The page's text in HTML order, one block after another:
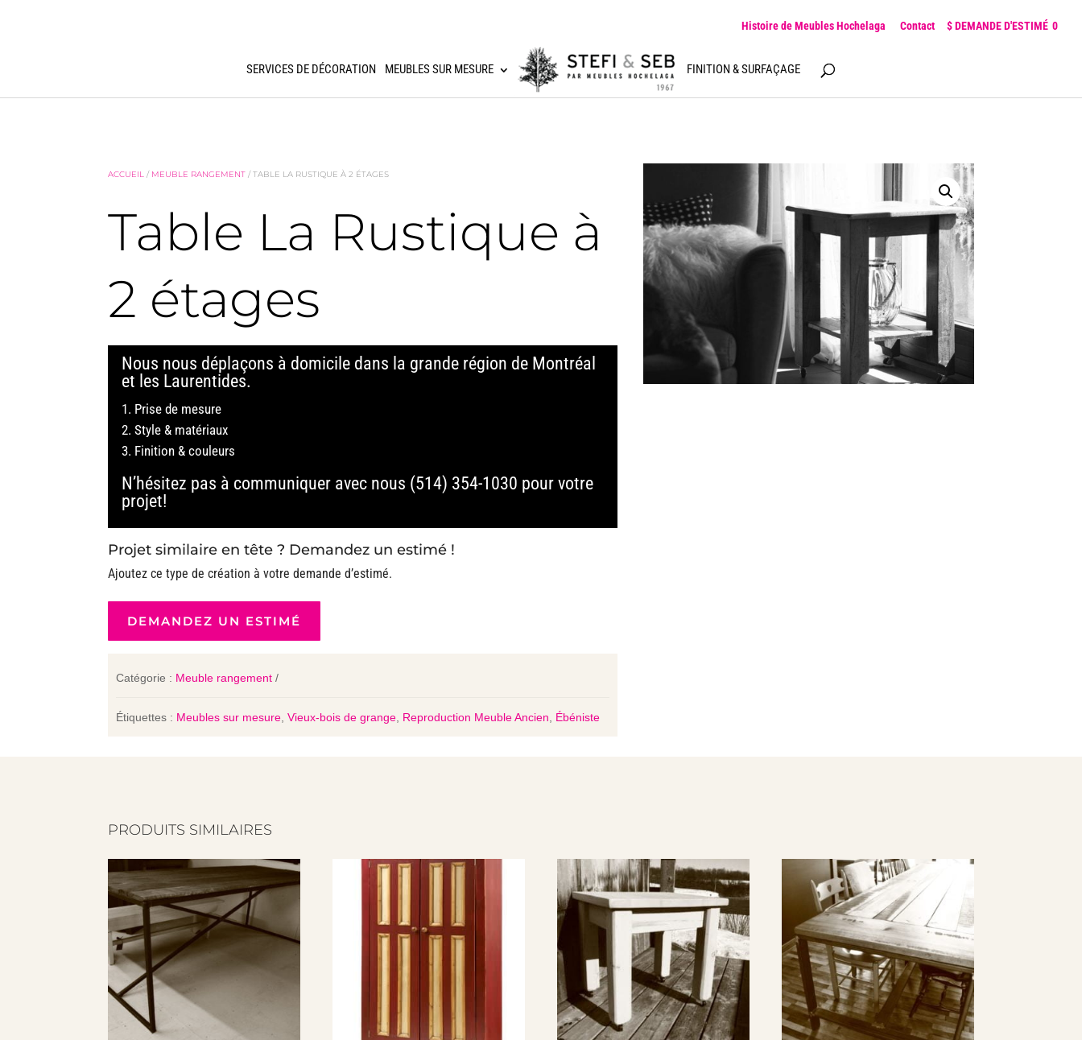
Histoire de Meubles Hochelaga Contact 0
SERVICES DE DÉCORATION MEUBLES SUR MESURE FINITION & SURFAÇAGE
ACCUEIL / MEUBLE RANGEMENT / TABLE LA RUSTIQUE À 2 ÉTAGES
Table La Rustique à
2 étages
Nous nous déplaçons à domicile dans la grande région de Montréal
et les Laurentides.
Prise de mesure
Style & matériaux
Finition & couleurs
N’hésitez pas à communiquer avec nous (514) 354-1030 pour votre
projet!
Projet similaire en tête ? Demandez un estimé !
Ajoutez ce type de création à votre demande d’estimé.
DEMANDEZ UN ESTIMÉ
Catégorie : Meuble rangement
Étiquettes : Meubles sur mesure,Vieux-bois de grange, Reproduction Meuble Ancien, Ébéniste
PRODUITS SIMILAIRES